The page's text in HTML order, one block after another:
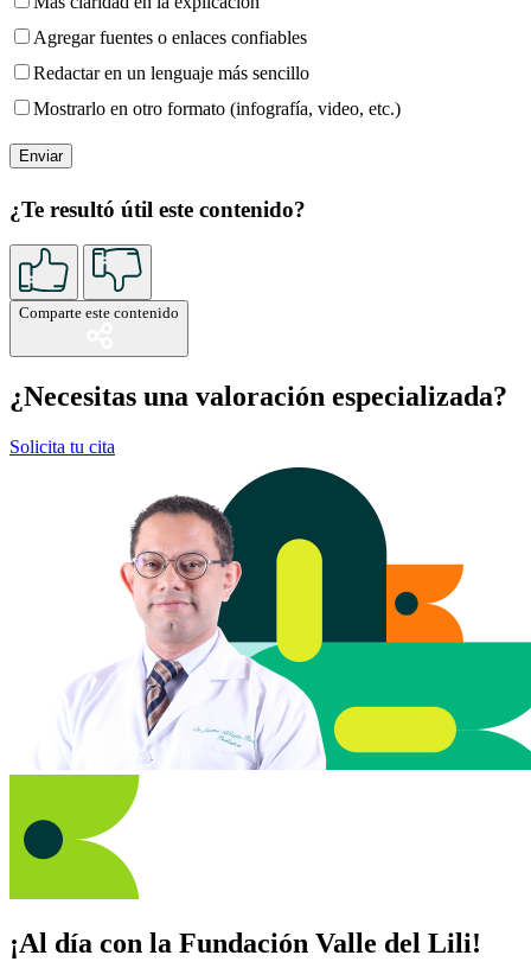
Agregar fuentes o enlaces confiables
Redactar en un lenguaje más sencillo
Mostrarlo en otro formato (infografía, video, etc.)
¿Te resultó útil este contenido?
Comparte este contenido
¿Necesitas una valoración especializada?
Solicita tu cita
¡Al día con la Fundación Valle del Lili!